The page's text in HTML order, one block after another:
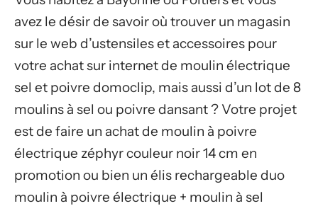
avez le désir de savoir où trouver un magasin
sur le web d’ustensiles et accessoires pour
votre achat sur internet de moulin électrique
sel et poivre domoclip, mais aussi d’un lot de 8
moulins à sel ou poivre dansant ? Votre projet
est de faire un achat de moulin à poivre
électrique zéphyr couleur noir 14 cm en
promotion ou bien un élis rechargeable duo
moulin à poivre électrique + moulin à sel